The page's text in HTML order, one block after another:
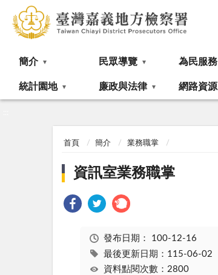
簡介 民眾導覽 為民服務
統計園地 廉政與法律 網路資源
首頁 簡介 業務職掌
資訊室業務職掌
發布日期： 100-12-16
最後更新日期：115-06-02
資料點閱次數：2800